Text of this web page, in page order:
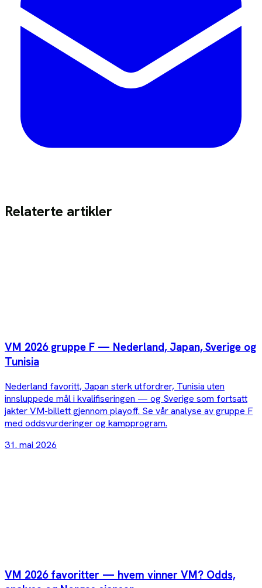
Relaterte artikler
VM 2026 gruppe F — Nederland, Japan, Sverige og
Tunisia
Nederland favoritt, Japan sterk utfordrer, Tunisia uten
innsluppede mål i kvalifiseringen — og Sverige som fortsatt
jakter VM-billett gjennom playoff. Se vår analyse av gruppe F
med oddsvurderinger og kampprogram.
31. mai 2026
VM 2026 favoritter — hvem vinner VM? Odds,